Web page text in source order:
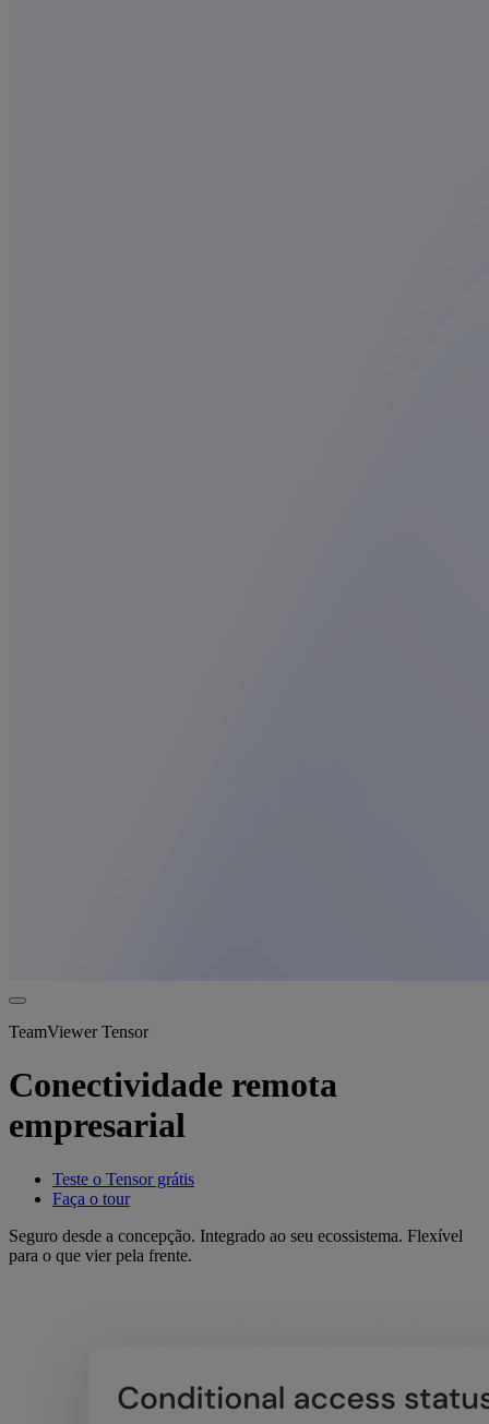
TeamViewer Tensor
Conectividade remota
empresarial
Teste o Tensor grátis
Faça o tour
Seguro desde a concepção. Integrado ao seu ecossistema. Flexível
para o que vier pela frente.